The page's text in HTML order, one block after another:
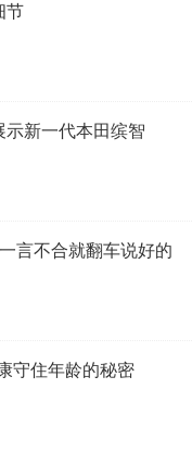
节
新一代本田缤智
言不合就翻车说好的
守住年龄的秘密